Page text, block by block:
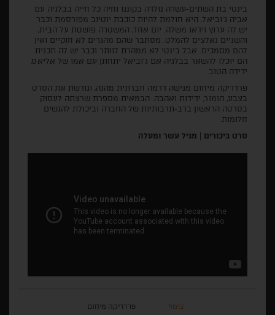
בינטי בת השתים-עשרה נולדה בקונגו וחיה כל חייה בבלגיה עם
אביה ג'וביאל. היא חולמת להיות כוכבת יוטיוב מפורסמת וכבר
יש לה ערוץ וידאו משלה. יום אחד, המשטרה פושטת על הבית,
והשניים נאלצים להמלט. מסתבר שהם מהגרים לא חוקיים ואין
להם מסמכים. אבל בינטי לא ממהרת לוותר וכבר יש לה תכנית:
הם יוכלו להשאר בבלגיה אם ג'וביאל יתחתן עם אמו של אליאס,
ידידה הטוב.
פרדריקה מיחום מגישה דרמה חברתית מהנה, וגודשת את הסרט
בצבע, הומור, ידידות ואהבה. הבמאית מספרת שרצתה לעסוק
בסרטה הראשון ברב-תרבותיות של החברה וביכולת להגשים
חלומות.
סרט ביכורים
מגיל עשר ומעלה
בימוי פרדריקה מיחום